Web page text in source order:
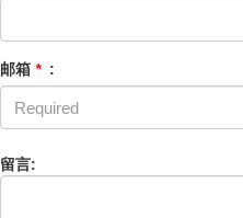
邮箱 * :
留言: